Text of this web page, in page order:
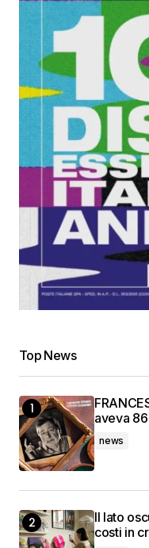
Top News
aveva
news
Il lato
costi in